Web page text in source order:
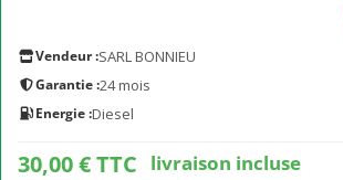
Vendeur :SARL BONNIEU
Garantie :24 mois
Energie :Diesel
30,00 € TTC livraison incluse